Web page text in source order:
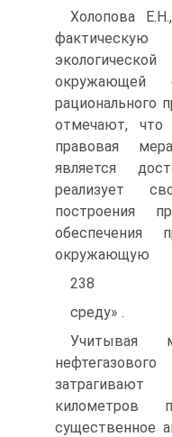
Холопова
фактическую
окружающей
рационального
отмечают, что
правовая
является
реализует
построения
обеспечения
окружающую
238
среду» .
Учитывая
километров
существенное